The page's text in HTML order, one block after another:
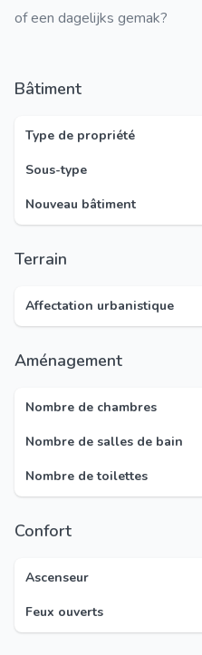
of een dagelijks gemak?
Bâtiment
Type de propriété
Sous-type
Nouveau bâtiment
Terrain
Affectation urbanistique
Aménagement
Nombre de chambres
Nombre de salles de bain
Nombre de toilettes
Confort
Ascenseur
Feux ouverts